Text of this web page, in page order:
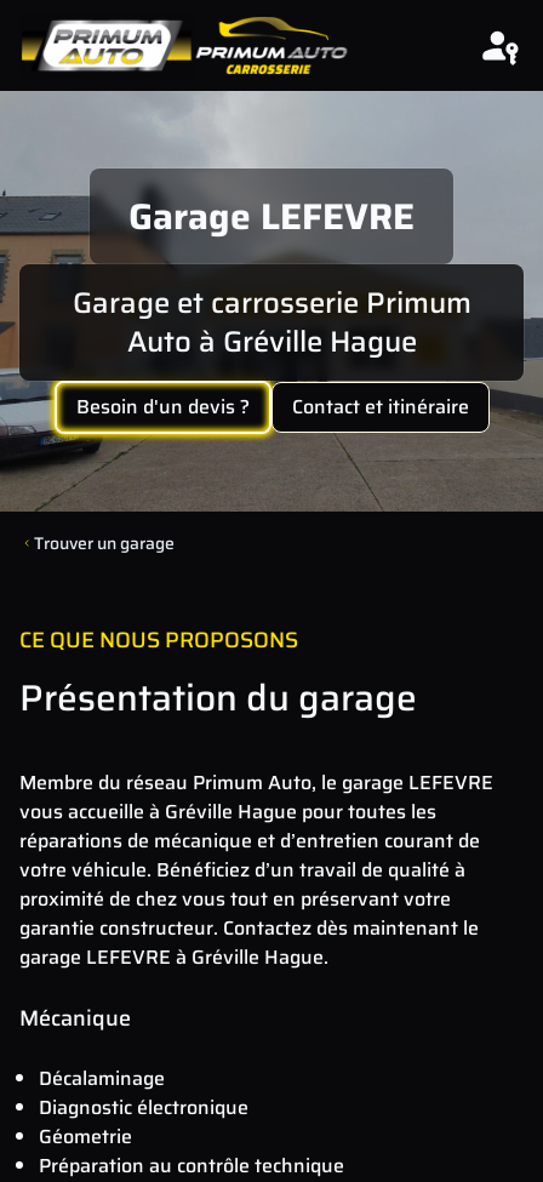
Aller au contenu
Garage LEFEVRE
Garage et carrosserie Primum
Auto à Gréville Hague
Besoin d'un devis ? Contact et itinéraire
Trouver un garage
CE QUE NOUS PROPOSONS
Présentation du garage
Membre du réseau Primum Auto, le garage LEFEVRE
vous accueille à Gréville Hague pour toutes les
réparations de mécanique et d’entretien courant de
votre véhicule. Bénéficiez d’un travail de qualité à
proximité de chez vous tout en préservant votre
garantie constructeur. Contactez dès maintenant le
garage LEFEVRE à Gréville Hague.
Mécanique
Décalaminage
Diagnostic électronique
Géometrie
Préparation au contrôle technique